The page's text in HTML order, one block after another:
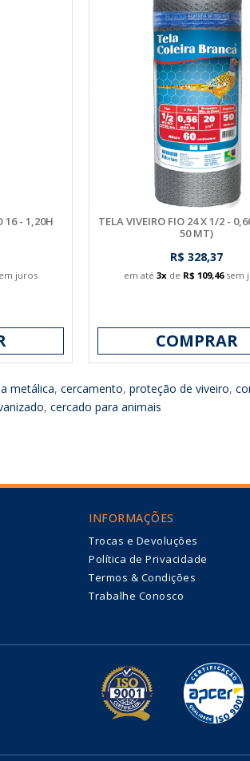
16 - 1,20H
juros
TELA VIVEIRO FIO 24 X 1/2 -
50 MT)
R$ 328,37
em até 3x de R$ 109,46sem
COMPRAR
metálica, cercamento, proteção de viveiro,
, cercado para animais
INFORMAÇÕES
Trocas e Devoluções
Política de Privacidade
Termos & Condições
Trabalhe Conosco